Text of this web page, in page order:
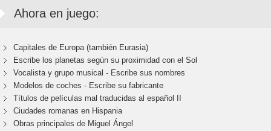
Ahora en juego:
Capitales de Europa (también Eurasia)
Escribe los planetas según su proximidad con el Sol
Vocalista y grupo musical - Escribe sus nombres
Modelos de coches - Escribe su fabricante
Títulos de películas mal traducidas al español II
Ciudades romanas en Hispania
Obras principales de Miguel Ángel